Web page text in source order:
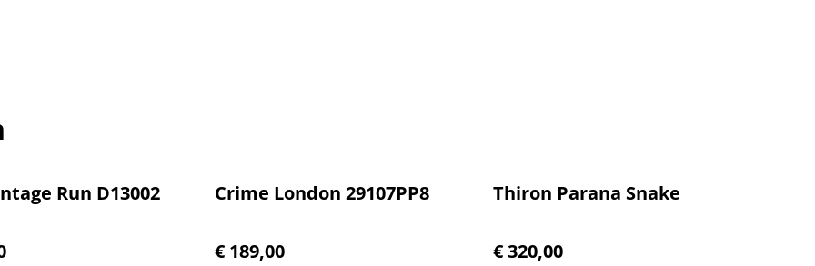
Run D13002
Crime London 29107PP8
€ 189,00
Thiron Parana Snake
€ 320,00